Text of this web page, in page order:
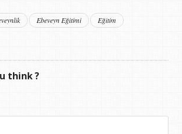
Ebeveyn Eğitimi
Eğitim
think ?